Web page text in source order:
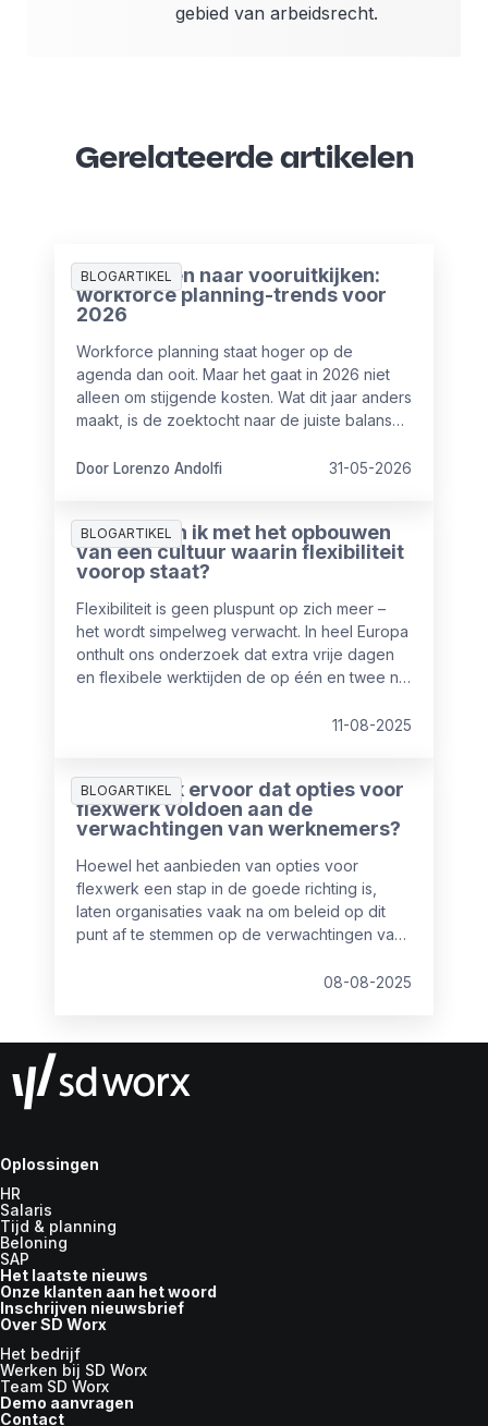
gebied van arbeidsrecht.
Gerelateerde artikelen
BLOGARTIKEL
Van plannen naar vooruitkijken:
workforce planning-trends voor
2026
Workforce planning staat hoger op de
agenda dan ooit. Maar het gaat in 2026 niet
alleen om stijgende kosten. Wat dit jaar anders
maakt, is de zoektocht naar de juiste balans
Door Lorenzo Andolfi 31-05-2026
BLOGARTIKEL
Waar begin ik met het opbouwen
van een cultuur waarin flexibiliteit
voorop staat?
Flexibiliteit is geen pluspunt op zich meer –
het wordt simpelweg verwacht. In heel Europa
onthult ons onderzoek dat extra vrije dagen
en flexibele werktijden de op één en twee na
direct na salaris als hoogste prioriteit. Echter
werk/privé.
11-08-2025
BLOGARTIKEL
Hoe zorg ik ervoor dat opties voor
flexwerk voldoen aan de
verwachtingen van werknemers?
Hoewel het aanbieden van opties voor
flexwerk een stap in de goede richting is,
laten organisaties vaak na om beleid op dit
punt af te stemmen op de verwachtingen van
behoorlijke kloof: terwijl 62% van de
voor 43% realiseerbaar. Zo waardeert 60%
van de werknemers flexwerk, maar slechts
43% kan er van profiteren.
08-08-2025
Oplossingen
HR
Salaris
Tijd & planning
Beloning
SAP
Het laatste nieuws
Onze klanten aan het woord
Inschrijven nieuwsbrief
Over SD Worx
Het bedrijf
Werken bij SD Worx
Team SD Worx
Demo aanvragen
Contact